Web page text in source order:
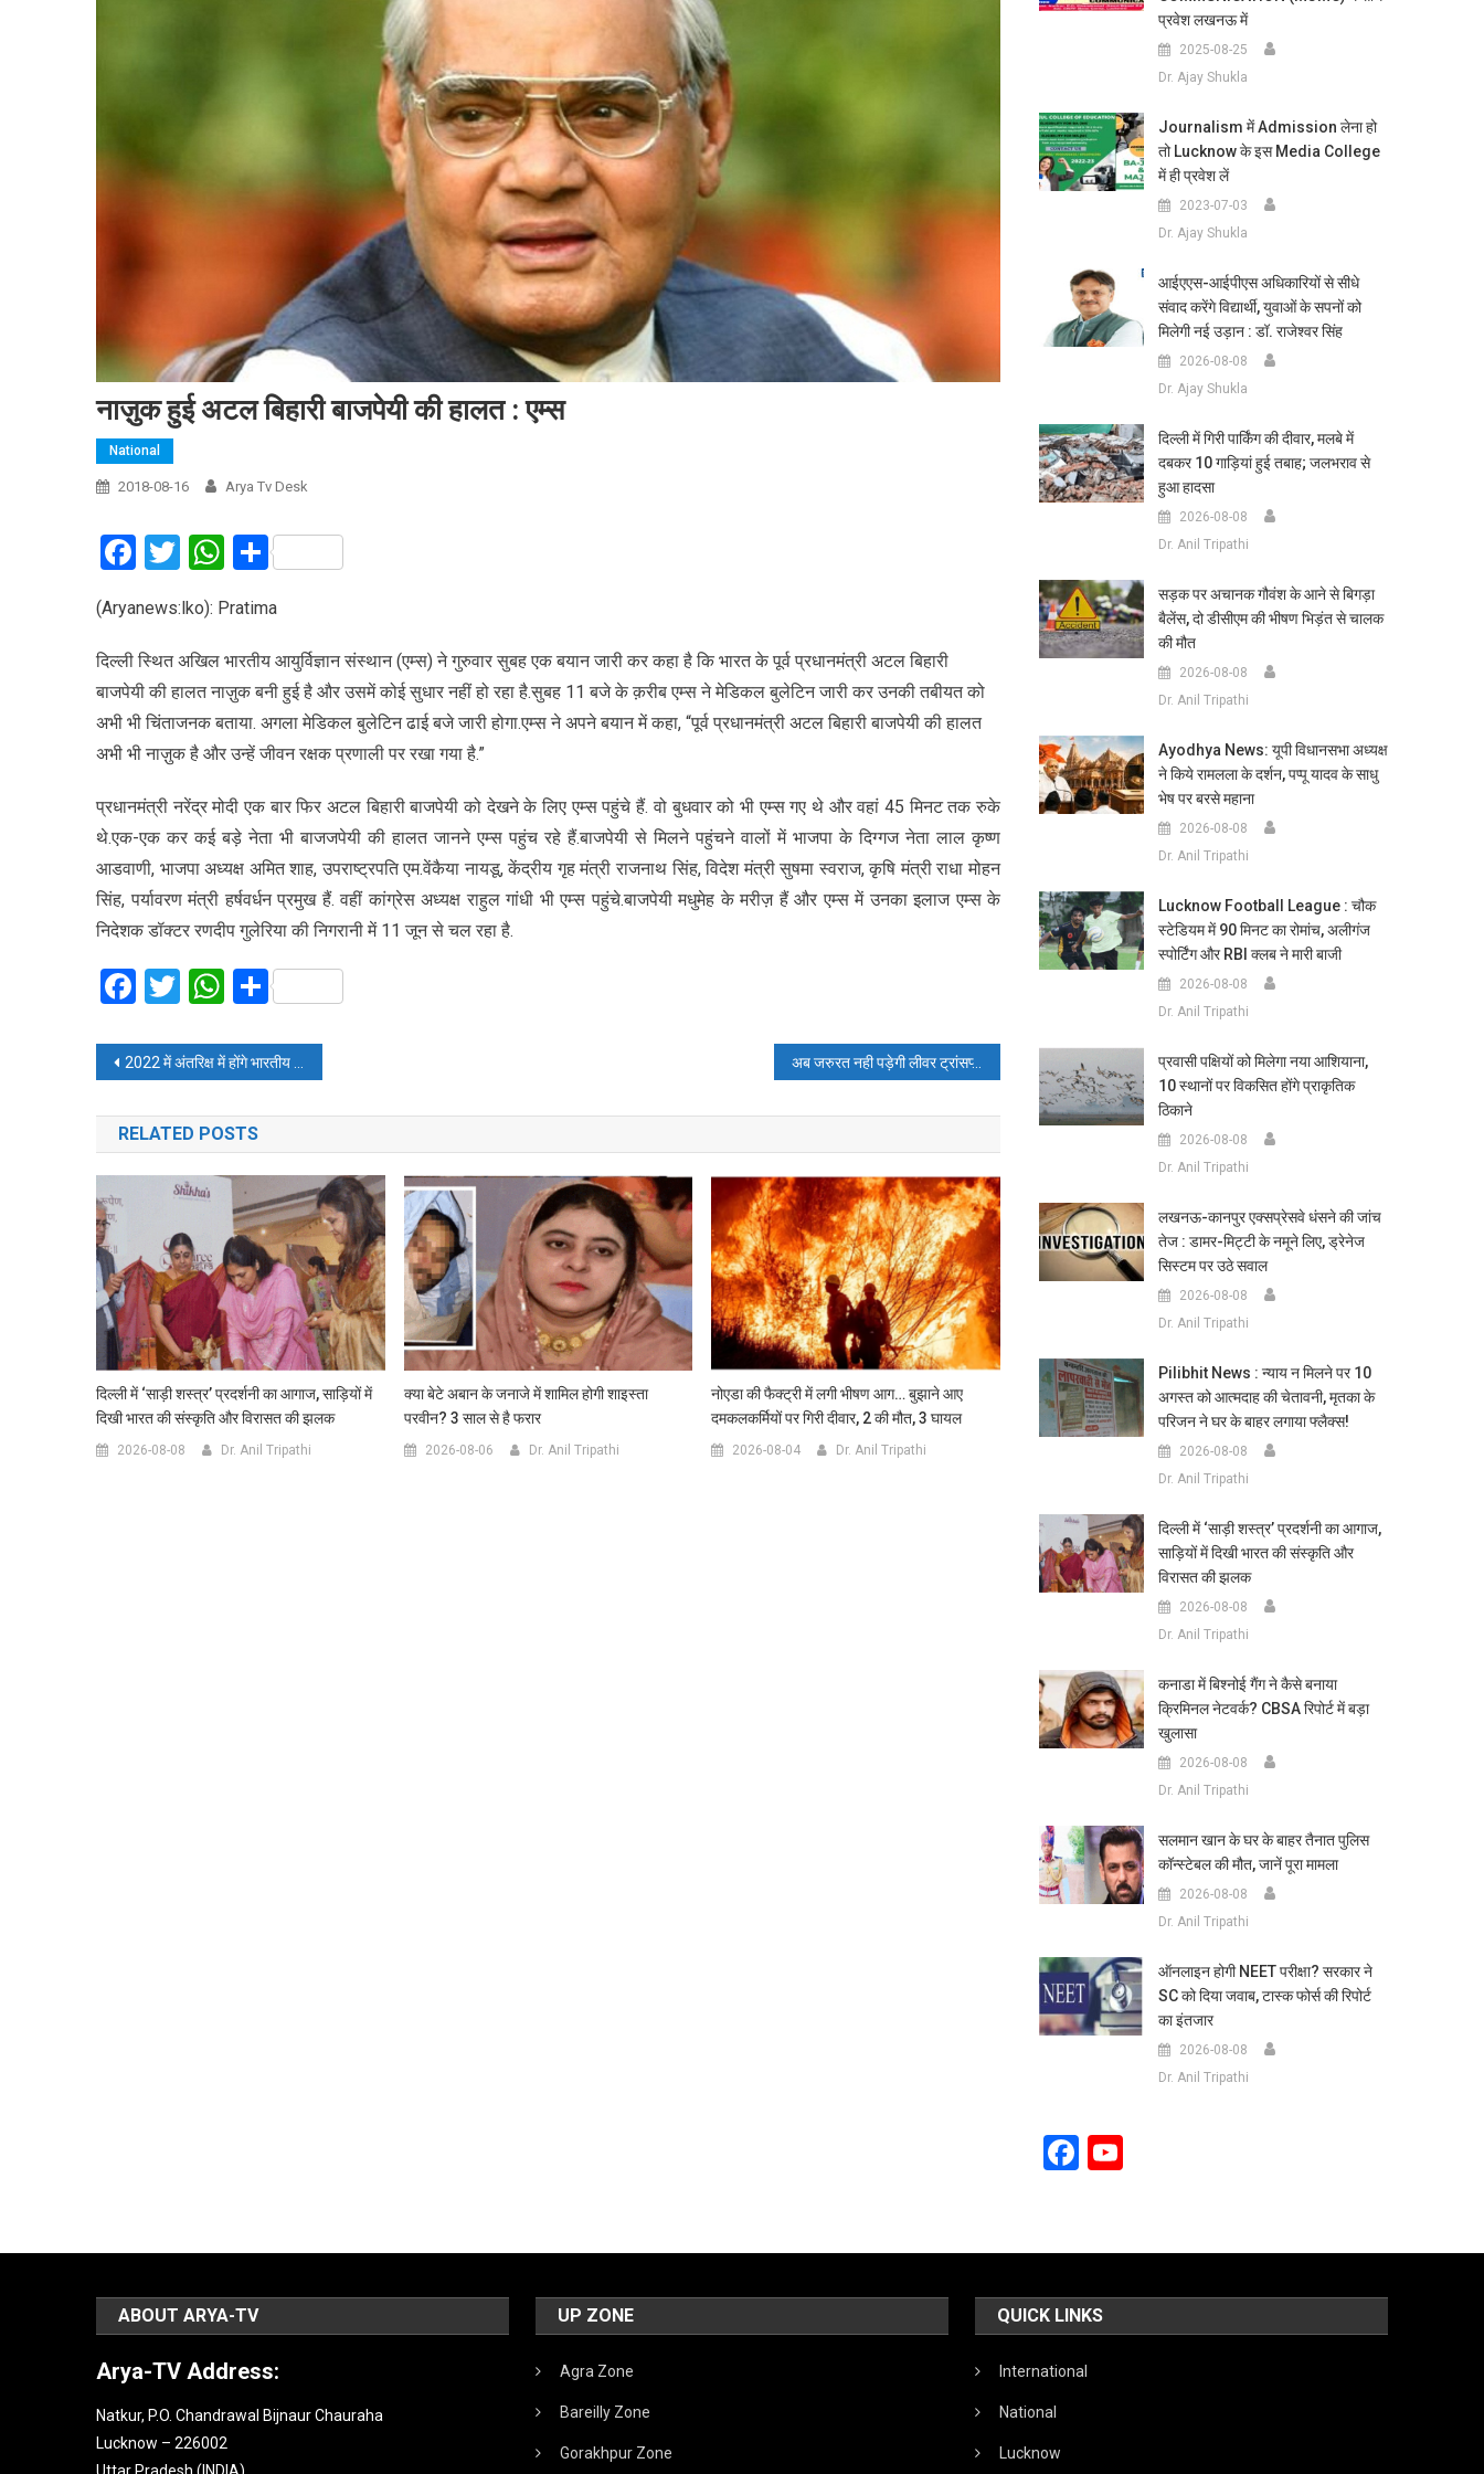
नाज़ुक हुई अटल बिहारी बाजपेयी की हालत : एम्स
National
2018-08-16 Arya Tv Desk
Facebook
TwitterWhatsApp
Share
(Aryanews:lko): Pratima
दिल्ली स्थित अखिल भारतीय आयुर्विज्ञान संस्थान (एम्स) ने गुरुवार सुबह एक बयान जारी कर कहा है कि भारत के पूर्व प्रधानमंत्री अटल बिहारी
बाजपेयी की हालत नाज़ुक बनी हुई है और उसमें कोई सुधार नहीं हो रहा है.सुबह 11 बजे के क़रीब एम्स ने मेडिकल बुलेटिन जारी कर उनकी तबीयत को
अभी भी चिंताजनक बताया. अगला मेडिकल बुलेटिन ढाई बजे जारी होगा.एम्स ने अपने बयान में कहा, “पूर्व प्रधानमंत्री अटल बिहारी बाजपेयी की हालत
अभी भी नाज़ुक है और उन्हें जीवन रक्षक प्रणाली पर रखा गया है.”
प्रधानमंत्री नरेंद्र मोदी एक बार फिर अटल बिहारी बाजपेयी को देखने के लिए एम्स पहुंचे हैं. वो बुधवार को भी एम्स गए थे और वहां 45 मिनट तक रुके
थे.एक-एक कर कई बड़े नेता भी बाजजपेयी की हालत जानने एम्स पहुंच रहे हैं.बाजपेयी से मिलने पहुंचने वालों में भाजपा के दिग्गज नेता लाल कृष्ण
आडवाणी, भाजपा अध्यक्ष अमित शाह, उपराष्ट्रपति एम.वेंकैया नायडू, केंद्रीय गृह मंत्री राजनाथ सिंह, विदेश मंत्री सुषमा स्वराज, कृषि मंत्री राधा मोहन
सिंह, पर्यावरण मंत्री हर्षवर्धन प्रमुख हैं. वहीं कांग्रेस अध्यक्ष राहुल गांधी भी एम्स पहुंचे.बाजपेयी मधुमेह के मरीज़ हैं और एम्स में उनका इलाज एम्स के
निदेशक डॉक्टर रणदीप गुलेरिया की निगरानी में 11 जून से चल रहा है.
Facebook
TwitterWhatsApp
Share
Post
navigation
2022 में अंतरिक्ष में होंगे भारतीय – पीएम मोदी अब जरुरत नही पड़ेगी लीवर ट्रांसप्लांट की…..
RELATED POSTS
दिल्ली में ‘साड़ी शस्त्र’ प्रदर्शनी का आगाज, साड़ियों में
दिखी भारत की संस्कृति और विरासत की झलक
2026-08-08 Dr. Anil Tripathi
क्या बेटे अबान के जनाजे में शामिल होगी शाइस्ता
परवीन? 3 साल से है फरार
2026-08-06 Dr. Anil Tripathi
नोएडा की फैक्ट्री में लगी भीषण आग… बुझाने आए
दमकलकर्मियों पर गिरी दीवार, 2 की मौत, 3 घायल
2026-08-04 Dr. Anil Tripathi
प्रवेश लखनऊ में
2025-08-25
Dr. Ajay Shukla
Journalism में Admission लेना हो
तो Lucknow के इस Media College
में ही प्रवेश लें
2023-07-03
Dr. Ajay Shukla
आईएएस-आईपीएस अधिकारियों से सीधे
संवाद करेंगे विद्यार्थी, युवाओं के सपनों को
मिलेगी नई उड़ान : डॉ. राजेश्वर सिंह
2026-08-08
Dr. Ajay Shukla
दिल्ली में गिरी पार्किंग की दीवार, मलबे में
दबकर 10 गाड़ियां हुई तबाह; जलभराव से
हुआ हादसा
2026-08-08
Dr. Anil Tripathi
सड़क पर अचानक गौवंश के आने से बिगड़ा
बैलेंस, दो डीसीएम की भीषण भिड़ंत से चालक
की मौत
2026-08-08
Dr. Anil Tripathi
Ayodhya News: यूपी विधानसभा अध्यक्ष
ने किये रामलला के दर्शन, पप्पू यादव के साधु
भेष पर बरसे महाना
2026-08-08
Dr. Anil Tripathi
Lucknow Football League : चौक
स्टेडियम में 90 मिनट का रोमांच, अलीगंज
स्पोर्टिंग और RBI क्लब ने मारी बाजी
2026-08-08
Dr. Anil Tripathi
प्रवासी पक्षियों को मिलेगा नया आशियाना,
10 स्थानों पर विकसित होंगे प्राकृतिक
ठिकाने
2026-08-08
Dr. Anil Tripathi
लखनऊ-कानपुर एक्सप्रेसवे धंसने की जांच
तेज : डामर-मिट्टी के नमूने लिए, ड्रेनेज
सिस्टम पर उठे सवाल
2026-08-08
Dr. Anil Tripathi
Pilibhit News : न्याय न मिलने पर 10
अगस्त को आत्मदाह की चेतावनी, मृतका के
परिजन ने घर के बाहर लगाया फ्लैक्स!
2026-08-08
Dr. Anil Tripathi
दिल्ली में ‘साड़ी शस्त्र’ प्रदर्शनी का आगाज,
साड़ियों में दिखी भारत की संस्कृति और
विरासत की झलक
2026-08-08
Dr. Anil Tripathi
कनाडा में बिश्नोई गैंग ने कैसे बनाया
क्रिमिनल नेटवर्क? CBSA रिपोर्ट में बड़ा
खुलासा
2026-08-08
Dr. Anil Tripathi
सलमान खान के घर के बाहर तैनात पुलिस
कॉन्स्टेबल की मौत, जानें पूरा मामला
2026-08-08
Dr. Anil Tripathi
ऑनलाइन होगी NEET परीक्षा? सरकार ने
SC को दिया जवाब, टास्क फोर्स की रिपोर्ट
का इंतजार
2026-08-08
Dr. Anil Tripathi
Facebook
ABOUT ARYA-TV
Arya-TV Address:
Natkur, P.O. Chandrawal Bijnaur Chauraha
Lucknow – 226002
UP ZONE
Agra Zone
Bareilly Zone
Gorakhpur Zone
QUICK LINKS
International
National
Lucknow